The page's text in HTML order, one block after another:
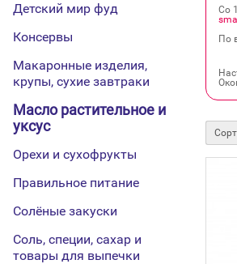
Детский мир фуд
Консервы
Макаронные изделия,
крупы, сухие завтраки
Масло растительное и
уксус
Орехи и сухофрукты
Правильное питание
Солёные закуски
Соль, специи, сахар и
товары для выпечки
Со
По